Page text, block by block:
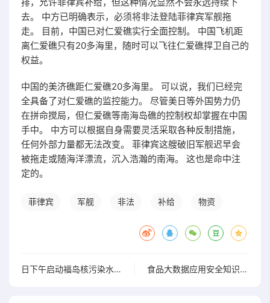
去。 中方已明确表示，必须将非法登陆菲律宾军舰拖
走。 目前，中国已对仁爱礁实行全面控制。 中国飞机距
离仁爱礁只有20多海里，随时可以飞往仁爱礁捍卫自己的
权益。
中国的美济礁距仁爱礁20多海里。 可以说，我们已经完
全具备了对仁爱礁的监控能力。 尽管美日等外国势力仍
在拼命搅局，但仁爱礁等南海岛礁的控制权却掌握在中国
手中。 中方可以根据自身需要灵活采取各种反制措施，
任何外部力量都无法改变。 菲律宾这艘破旧军舰迟早会
被拖走或随海洋漂流，沉入浩瀚的南海。 这也是命中注
定的。
菲律宾 军舰 非法 补给 物资
日下午启动福岛核污染水排海专家：不信谣不传谣 食品大数据应用安全知识（大数据在食品方面的应用）